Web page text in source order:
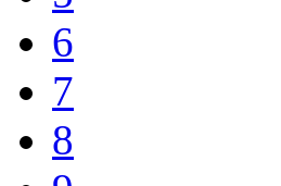
6
7
8